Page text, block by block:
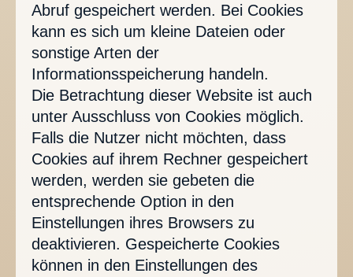
Abruf gespeichert werden. Bei Cookies
kann es sich um kleine Dateien oder
sonstige Arten der
Informationsspeicherung handeln.
Die Betrachtung dieser Website ist auch
unter Ausschluss von Cookies möglich.
Falls die Nutzer nicht möchten, dass
Cookies auf ihrem Rechner gespeichert
werden, werden sie gebeten die
entsprechende Option in den
Einstellungen ihres Browsers zu
deaktivieren. Gespeicherte Cookies
können in den Einstellungen des